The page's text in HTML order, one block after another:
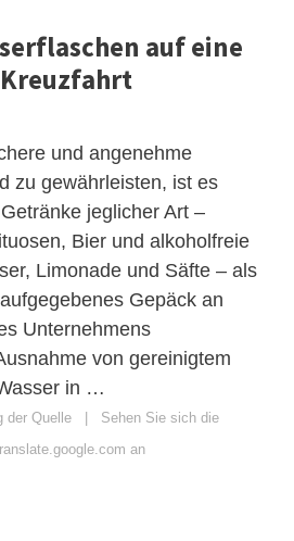
auf eine
und angenehme
zu gewährleisten, ist es
jeglicher Art –
Bier und alkoholfreie
Limonade und Säfte – als
Gepäck an
Unternehmens
von gereinigtem
in …
der Quelle | Sehen Sie sich die
an